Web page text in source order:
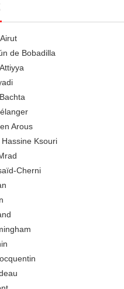
de Bobadilla
Arous
Ksouri
Cherni